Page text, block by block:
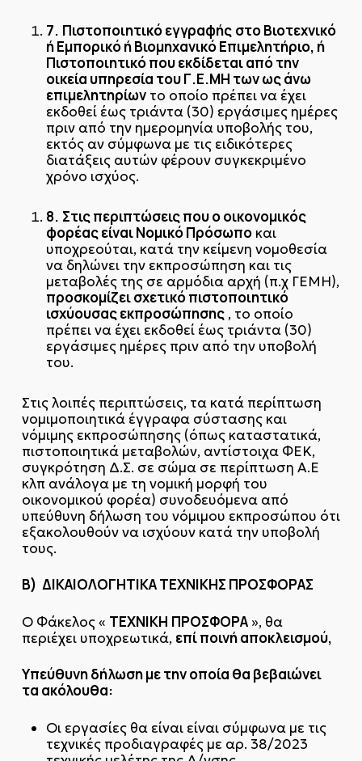
7. Πιστοποιητικό εγγραφής στο Βιοτεχνικό
ή Εμπορικό ή Βιομηχανικό Επιμελητήριο, ή
Πιστοποιητικό που εκδίδεται από την
οικεία υπηρεσία του Γ.Ε.ΜΗ των ως άνω
επιμελητηρίωντο οποίο πρέπει να έχει
εκδοθεί έως τριάντα (30) εργάσιμες ημέρες
πριν από την ημερομηνία υποβολής του,
εκτός αν σύμφωνα με τις ειδικότερες
διατάξεις αυτών φέρουν συγκεκριμένο
χρόνο ισχύος.
8. Στις περιπτώσεις που ο οικονομικός
φορέας είναι Νομικό Πρόσωποκαι
υποχρεούται, κατά την κείμενη νομοθεσία
να δηλώνει την εκπροσώπηση και τις
μεταβολές της σε αρμόδια αρχή (π.χ ΓΕΜΗ),
προσκομίζει σχετικό πιστοποιητικό
ισχύουσας εκπροσώπησης, το οποίο
πρέπει να έχει εκδοθεί έως τριάντα (30)
εργάσιμες ημέρες πριν από την υποβολή
του.
Στις λοιπές περιπτώσεις, τα κατά περίπτωση
νομιμοποιητικά έγγραφα σύστασης και
νόμιμης εκπροσώπησης (όπως καταστατικά,
πιστοποιητικά μεταβολών, αντίστοιχα ΦΕΚ,
συγκρότηση Δ.Σ. σε σώμα σε περίπτωση Α.Ε
κλπ ανάλογα με τη νομική μορφή του
οικονομικού φορέα) συνοδευόμενα από
υπεύθυνη δήλωση του νόμιμου εκπροσώπου ότι
εξακολουθούν να ισχύουν κατά την υποβολή
τους.
Β) ΔΙΚΑΙΟΛΟΓΗΤΙΚΑ ΤΕΧΝΙΚΗΣ ΠΡΟΣΦΟΡΑΣ
Ο Φάκελος « ΤΕΧΝΙΚΗ ΠΡΟΣΦΟΡΑ», θα
περιέχει υποχρεωτικά, επί ποινή αποκλεισμού,
Υπεύθυνη δήλωση με την οποία θα βεβαιώνει
τα ακόλουθα:
Οι εργασίες θα είναι είναι σύμφωνα με τις
τεχνικές προδιαγραφές με αρ. 38/2023